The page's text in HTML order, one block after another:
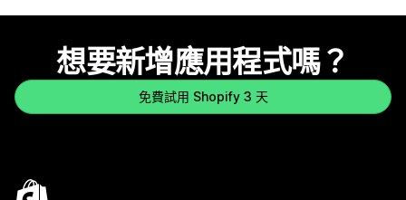
想要新增應用程式嗎？
免費試用 Shopify 3 天